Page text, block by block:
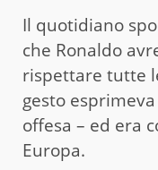
Il quotidiano
che Ronaldo
rispettare tutte
gesto
offesa – ed era
Europa.